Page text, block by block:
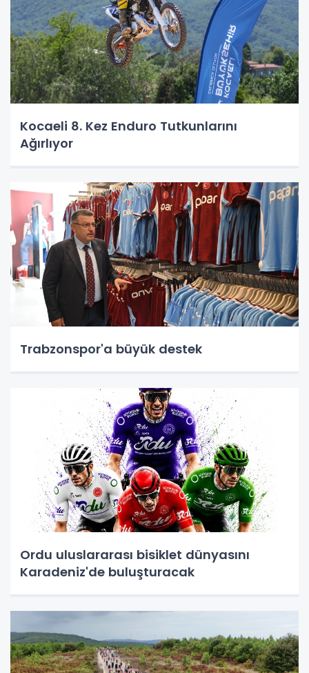
Kocaeli 8. Kez Enduro Tutkunlarını
Ağırlıyor
Trabzonspor'a büyük destek
Ordu uluslararası bisiklet dünyasını
Karadeniz'de buluşturacak